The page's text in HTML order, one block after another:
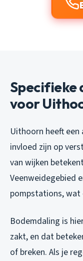
Specifieke
voor
Uithoorn heeft een
invloed zijn op
van wijken
Veenweidegebied
pompstations, wat
Bodemdaling is
zakt, en dat
of breken. Als je